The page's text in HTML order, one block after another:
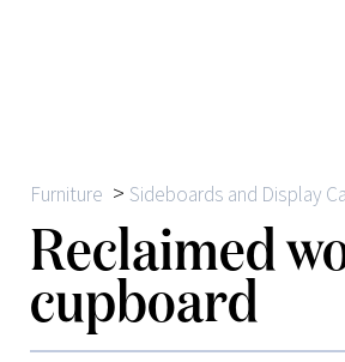
Furniture > Sideboards and Display
Reclaimed
cupboard